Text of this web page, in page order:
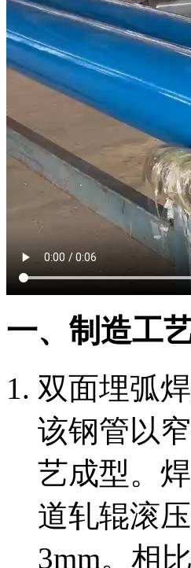
一、制造工
双面埋弧
该钢管以
艺成型。
道轧辊滚
3mm。相